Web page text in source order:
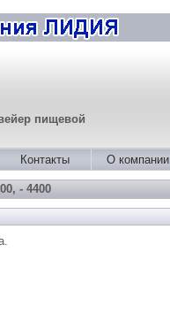
пищевой
Контакты О компании
- 4400